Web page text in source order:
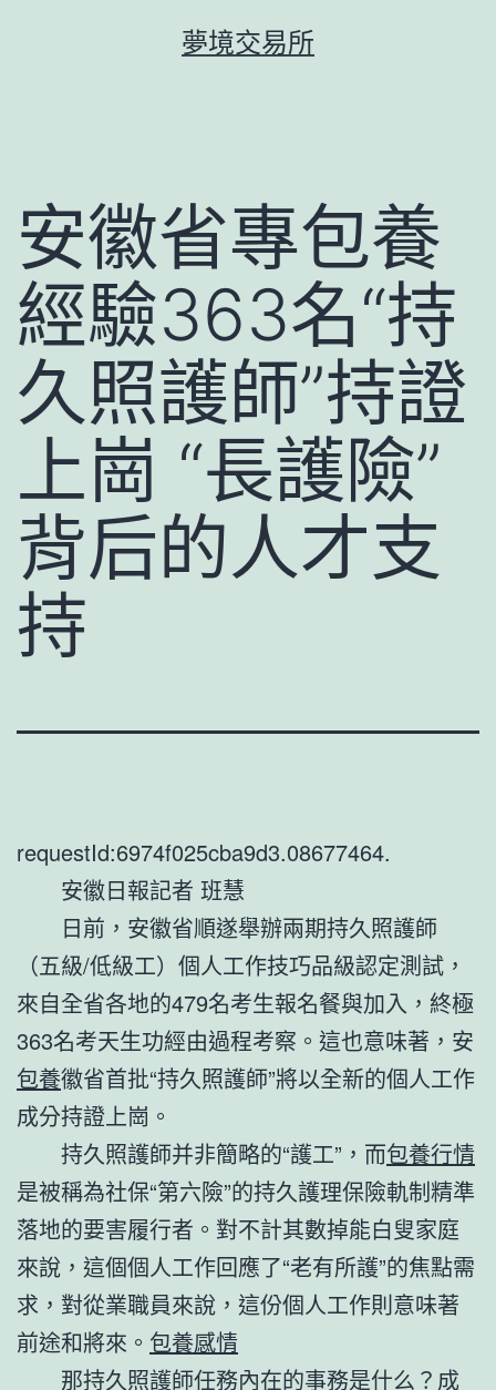
夢境交易所
安徽省專包養
經驗363名“持
久照護師”持證
上崗 “長護險”
背后的人才支
持
requestId:6974f025cba9d3.08677464.
安徽日報記者 班慧
日前，安徽省順遂舉辦兩期持久照護師
（五級/低級工）個人工作技巧品級認定測試，
來自全省各地的479名考生報名餐與加入，終極
363名考天生功經由過程考察。這也意味著，安
包養徽省首批“持久照護師”將以全新的個人工作
成分持證上崗。
持久照護師并非簡略的“護工”，而包養行情
是被稱為社保“第六險”的持久護理保險軌制精準
落地的要害履行者。對不計其數掉能白叟家庭
來說，這個個人工作回應了“老有所護”的焦點需
求，對從業職員來說，這份個人工作則意味著
前途和將來。 包養感情
那持久照護師任務內在的事務是什么？成